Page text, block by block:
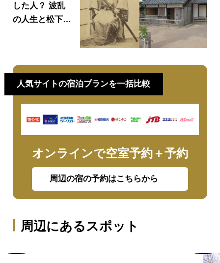
した人？ 波乱
の人生と松下村
人気サイトの宿泊プランを一括比較
オンラインで空室予約＋予約
周辺の宿の予約はこちらから
周辺にあるスポット